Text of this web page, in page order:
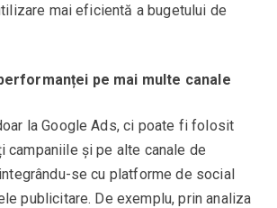
mai eficientă a bugetului de
pe mai multe canale
la Google Ads, ci poate fi folosit
campaniile și pe alte canale de
se cu platforme de social
publicitare. De exemplu, prin analiza